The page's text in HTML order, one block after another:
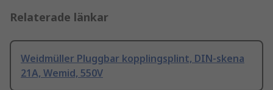
Relaterade länkar
Weidmüller Pluggbar kopplingsplint, DIN-skena
21A, Wemid, 550V